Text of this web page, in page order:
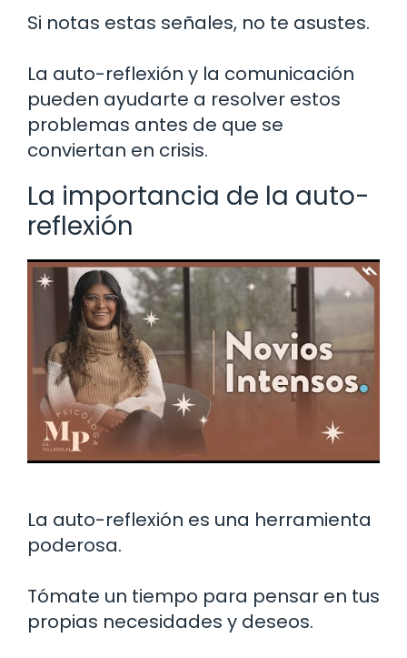
Si notas estas señales, no te asustes.
La auto-reflexión y la comunicación
pueden ayudarte a resolver estos
problemas antes de que se
conviertan en crisis.
La importancia de la auto-
reflexión
La auto-reflexión es una herramienta
poderosa.
Tómate un tiempo para pensar en tus
propias necesidades y deseos.